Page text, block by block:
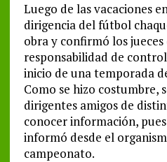
Luego de las vacaciones
dirigencia del fútbol
obra y confirmó los
responsabilidad de
inicio de una temporada
Como se hizo costumbre,
dirigentes amigos de
conocer información,
informó desde el
campeonato.